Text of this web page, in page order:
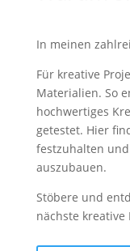
In meinen
Für kreative
Materialien. So
hochwertiges
getestet. Hier
festzuhalten
auszubauen.
Stöbere und
nächste kreative